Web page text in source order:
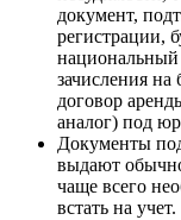
документ,
регистрации,
национальный
зачисления на
договор
аналог) под
Документы
выдают
чаще всего
встать на учет.